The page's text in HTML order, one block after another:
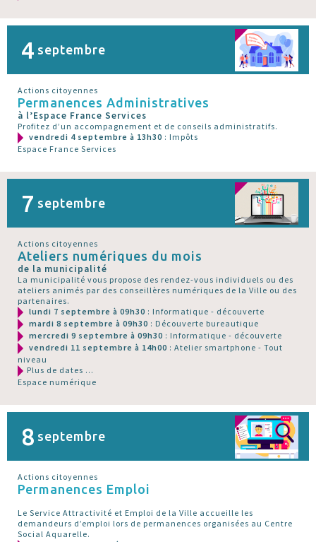
4 septembre
Actions citoyennes
Permanences Administratives
à l’Espace France Services
Profitez d’un accompagnement et de conseils administratifs.
vendredi 4 septembre à 13h30 : Impôts
Espace France Services
7 septembre
Actions citoyennes
Ateliers numériques du mois
de la municipalité
La municipalité vous propose des rendez-vous individuels ou des
ateliers animés par des conseillères numériques de la Ville ou des
partenaires.
lundi 7 septembre à 09h30 : Informatique - découverte
mardi 8 septembre à 09h30 : Découverte bureautique
mercredi 9 septembre à 09h30 : Informatique - découverte
vendredi 11 septembre à 14h00 : Atelier smartphone - Tout
niveau
Plus de dates ...
Espace numérique
8 septembre
Actions citoyennes
Permanences Emploi
Le Service Attractivité et Emploi de la Ville accueille les
demandeurs d’emploi lors de permanences organisées au Centre
Social Aquarelle.